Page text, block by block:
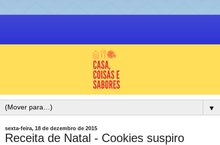
▼
sexta-feira, 18 de dezembro de 2015
Receita de Natal - Cookies suspiro